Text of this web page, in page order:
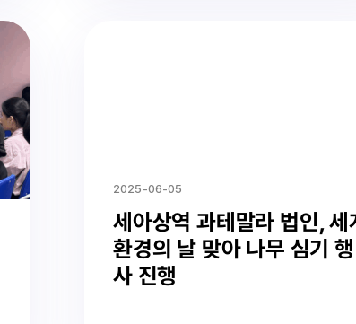
2025-06-05
세아상역 과테말라 법인, 세계
환경의 날 맞아 나무 심기 행